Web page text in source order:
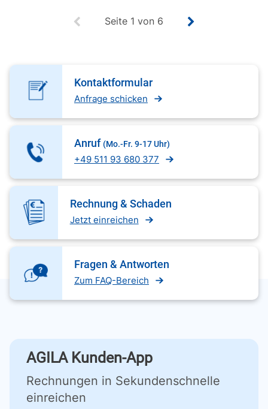
Seite 1 von 6
Kontaktformular
Anfrage schicken
Anruf (Mo.-Fr. 9-17 Uhr)
+49 511 93 680 377
Rechnung & Schaden
Jetzt einreichen
Fragen & Antworten
Zum FAQ-Bereich
AGILA Kunden-App
Rechnungen in Sekundenschnelle
einreichen